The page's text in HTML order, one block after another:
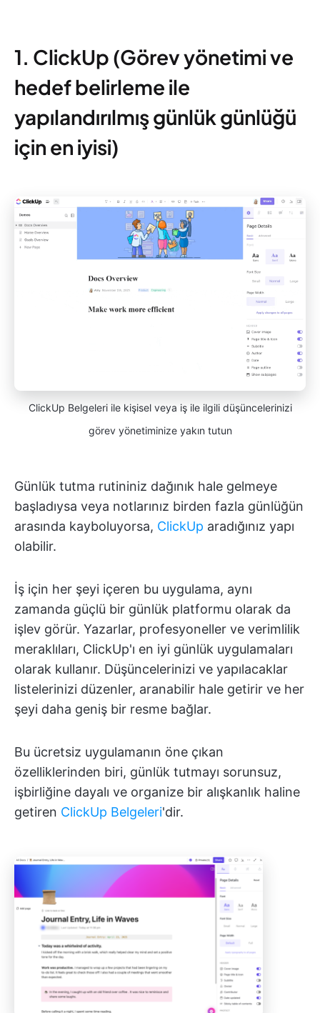
1. ClickUp (Görev yönetimi ve
hedef belirleme ile
yapılandırılmış günlük günlüğü
için en iyisi)
ClickUp Belgeleri ile kişisel veya iş ile ilgili düşüncelerinizi
görev yönetiminize yakın tutun
Günlük tutma rutininiz dağınık hale gelmeye
başladıysa veya notlarınız birden fazla günlüğün
arasında kayboluyorsa, ClickUp aradığınız yapı
olabilir.
İş için her şeyi içeren bu uygulama, aynı
zamanda güçlü bir günlük platformu olarak da
işlev görür. Yazarlar, profesyoneller ve verimlilik
meraklıları, ClickUp'ı en iyi günlük uygulamaları
olarak kullanır. Düşüncelerinizi ve yapılacaklar
listelerinizi düzenler, aranabilir hale getirir ve her
şeyi daha geniş bir resme bağlar.
Bu ücretsiz uygulamanın öne çıkan
özelliklerinden biri, günlük tutmayı sorunsuz,
işbirliğine dayalı ve organize bir alışkanlık haline
getiren ClickUp Belgeleri'dir.